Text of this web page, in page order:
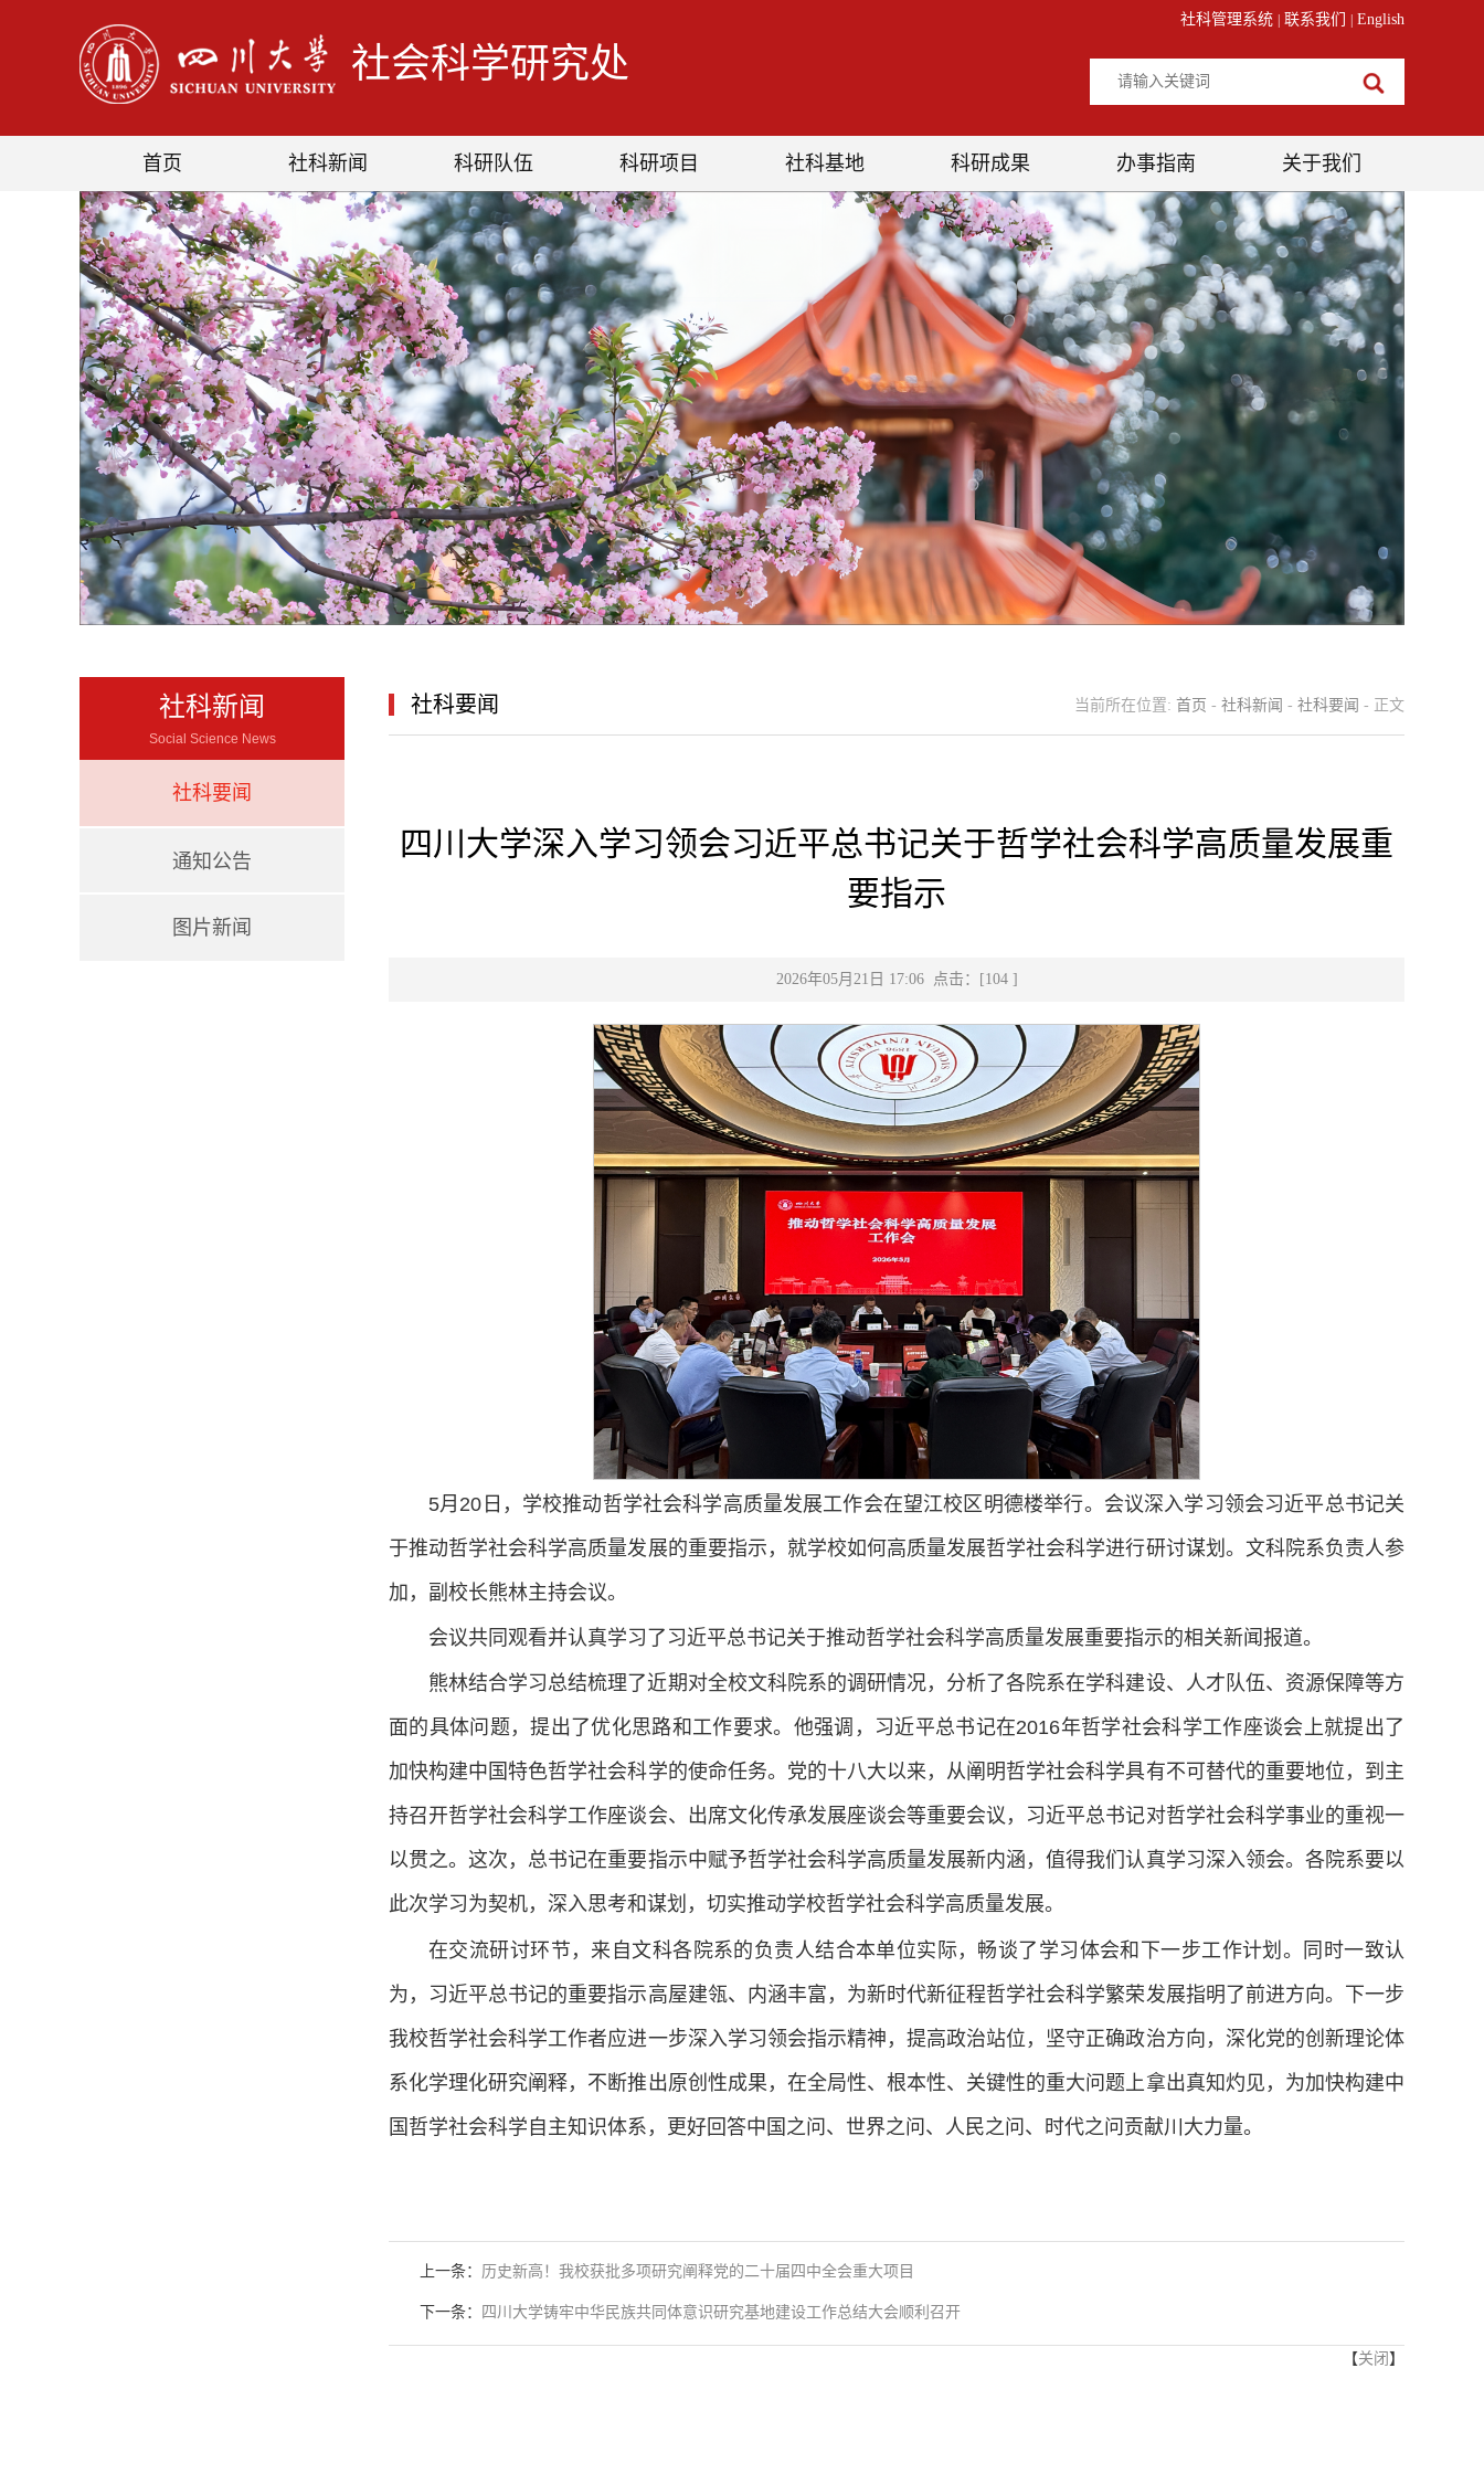
社会科学研究处
社科管理系统 联系我们 English
首页 社科新闻 科研队伍 科研项目 社科基地 科研成果 办事指南 关于我们
社科新闻
Social Science News
社科要闻
通知公告
图片新闻
社科要闻 当前所在位置: 首页 - 社科新闻 - 社科要闻 - 正文
四川大学深入学习领会习近平总书记关于哲学社会科学高质量发展重
要指示
2026年05月21日 17:06 点击：[104 ]
5月20日，学校推动哲学社会科学高质量发展工作会在望江校区明德楼举行。会议深入学习领会习近平总书记关
于推动哲学社会科学高质量发展的重要指示，就学校如何高质量发展哲学社会科学进行研讨谋划。文科院系负责人参
加，副校长熊林主持会议。
会议共同观看并认真学习了习近平总书记关于推动哲学社会科学高质量发展重要指示的相关新闻报道。
熊林结合学习总结梳理了近期对全校文科院系的调研情况，分析了各院系在学科建设、人才队伍、资源保障等方
面的具体问题，提出了优化思路和工作要求。他强调，习近平总书记在2016年哲学社会科学工作座谈会上就提出了
加快构建中国特色哲学社会科学的使命任务。党的十八大以来，从阐明哲学社会科学具有不可替代的重要地位，到主
持召开哲学社会科学工作座谈会、出席文化传承发展座谈会等重要会议，习近平总书记对哲学社会科学事业的重视一
以贯之。这次，总书记在重要指示中赋予哲学社会科学高质量发展新内涵，值得我们认真学习深入领会。各院系要以
此次学习为契机，深入思考和谋划，切实推动学校哲学社会科学高质量发展。
在交流研讨环节，来自文科各院系的负责人结合本单位实际，畅谈了学习体会和下一步工作计划。同时一致认
为，习近平总书记的重要指示高屋建瓴、内涵丰富，为新时代新征程哲学社会科学繁荣发展指明了前进方向。下一步
我校哲学社会科学工作者应进一步深入学习领会指示精神，提高政治站位，坚守正确政治方向，深化党的创新理论体
系化学理化研究阐释，不断推出原创性成果，在全局性、根本性、关键性的重大问题上拿出真知灼见，为加快构建中
国哲学社会科学自主知识体系，更好回答中国之问、世界之问、人民之问、时代之问贡献川大力量。
上一条： 历史新高！我校获批多项研究阐释党的二十届四中全会重大项目
下一条： 四川大学铸牢中华民族共同体意识研究基地建设工作总结大会顺利召开
【关闭 】